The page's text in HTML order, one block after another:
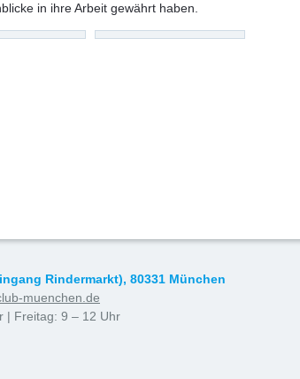
in ihre Arbeit gewährt haben.
Rindermarkt), 80331 München
muenchen.de
| Freitag: 9 – 12 Uhr